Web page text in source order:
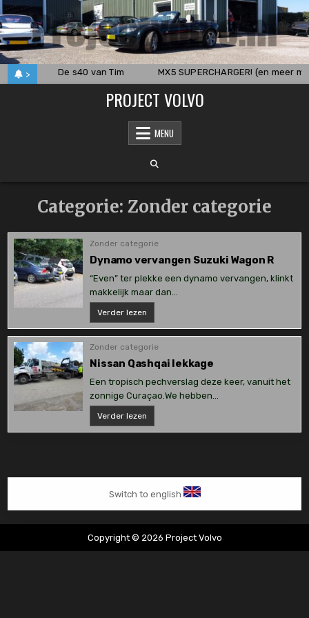
Skip
to
content
> De s40 van Tim MX5 SUPERCHARGER! (en meer
PROJECT VOLVO
MENU
Categorie: Zonder categorie
Zonder categorie
Dynamo vervangen Suzuki Wagon R
“Even” ter plekke een dynamo vervangen, klinkt
makkelijk maar dan…
Verder lezen
vervangen
Suzuki
Wagon
R
Zonder categorie
Nissan Qashqai lekkage
Een tropisch pechverslag deze keer, vanuit het
zonnige Curaçao.We hebben…
Verder lezen
Qashqai
lekkage
Switch to english
Copyright © 2026 Project Volvo